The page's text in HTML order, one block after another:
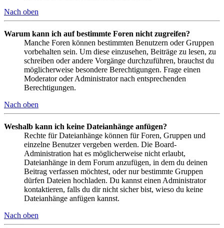
Nach oben
Warum kann ich auf bestimmte Foren nicht zugreifen?
Manche Foren können bestimmten Benutzern oder Gruppen
vorbehalten sein. Um diese einzusehen, Beiträge zu lesen, zu
schreiben oder andere Vorgänge durchzuführen, brauchst du
möglicherweise besondere Berechtigungen. Frage einen
Moderator oder Administrator nach entsprechenden
Berechtigungen.
Nach oben
Weshalb kann ich keine Dateianhänge anfügen?
Rechte für Dateianhänge können für Foren, Gruppen und
einzelne Benutzer vergeben werden. Die Board-
Administration hat es möglicherweise nicht erlaubt,
Dateianhänge in dem Forum anzufügen, in dem du deinen
Beitrag verfassen möchtest, oder nur bestimmte Gruppen
dürfen Dateien hochladen. Du kannst einen Administrator
kontaktieren, falls du dir nicht sicher bist, wieso du keine
Dateianhänge anfügen kannst.
Nach oben